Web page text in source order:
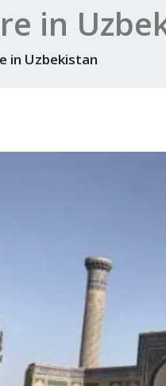
in
in Uzbekistan